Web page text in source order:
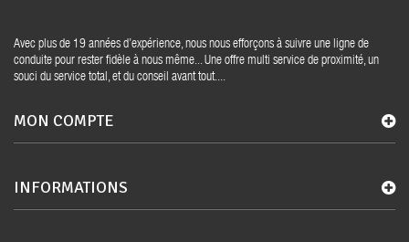
Avec plus de 19 années d’expérience, nous nous efforçons à suivre une ligne de
conduite pour rester fidèle à nous même... Une offre multi service de proximité, un
souci du service total, et du conseil avant tout....
MON COMPTE
INFORMATIONS